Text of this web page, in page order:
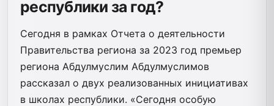
республики за год?
Сегодня в рамках Отчета о деятельности
Правительства региона за 2023 год премьер
региона Абдулмуслим Абдулмуслимов
рассказал о двух реализованных инициативах
в школах республики. «Сегодня особую